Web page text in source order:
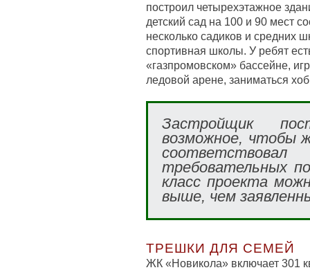
построил четырехэтажное
детский сад на 100 и 90 мест
несколько садиков и средних
спортивная школы. У ребят
«газпромовском» бассейне,
ледовой арене, заниматься
Застройщик
возможное, чтобы
требовательных
класс проекта
выше, чем
ТРЕШКИ ДЛЯ СЕМЕЙ
ЖК «Новикола» включает 301